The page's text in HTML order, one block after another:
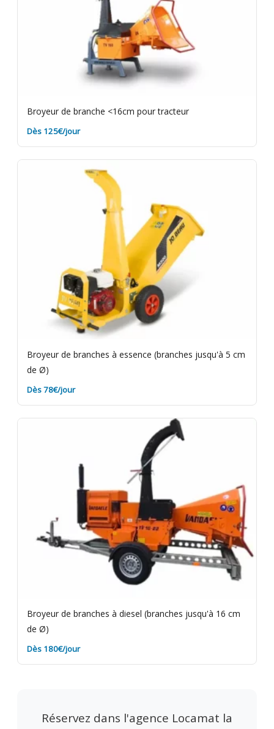
Broyeur de branche <16cm pour tracteur
Dès 125€/jour
Broyeur de branches à essence (branches jusqu'à 5 cm
de Ø)
Dès 78€/jour
Broyeur de branches à diesel (branches jusqu'à 16 cm
de Ø)
Dès 180€/jour
Réservez dans l'agence Locamat la